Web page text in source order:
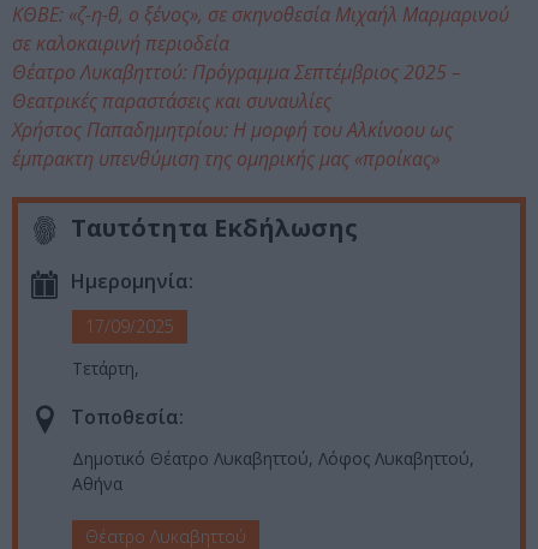
ΚΘΒΕ: «ζ-η-θ, ο ξένος», σε σκηνοθεσία Μιχαήλ Μαρμαρινού
σε καλοκαιρινή περιοδεία
Θέατρο Λυκαβηττού: Πρόγραμμα Σεπτέμβριος 2025 –
Θεατρικές παραστάσεις και συναυλίες
Χρήστος Παπαδημητρίου: Η μορφή του Αλκίνοου ως
έμπρακτη υπενθύμιση της ομηρικής μας «προίκας»
Ταυτότητα Εκδήλωσης
Ημερομηνία:
17/09/2025
Τετάρτη,
Τοποθεσία:
Δημοτικό Θέατρο Λυκαβηττού, Λόφος Λυκαβηττού,
Αθήνα
Θέατρο Λυκαβηττού